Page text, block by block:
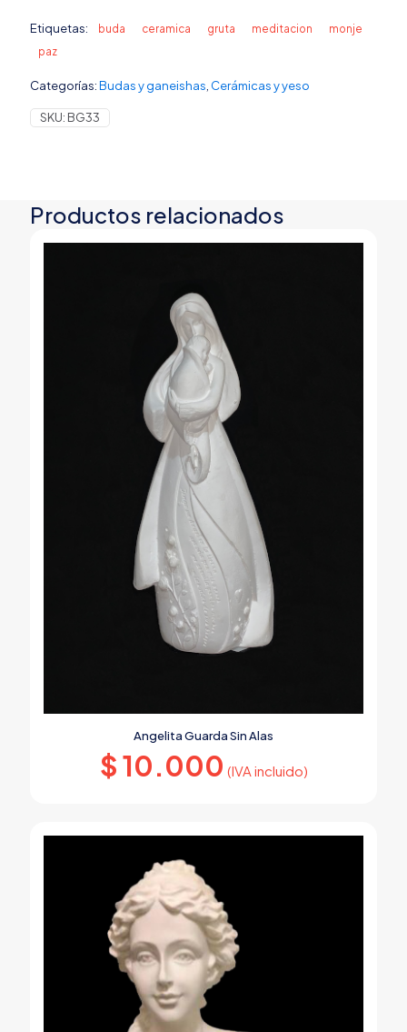
Etiquetas: buda ceramica gruta meditacion
monje
paz
Categorías:Budas y ganeishas Cerámicas y yeso
SKU: BG33
Productos relacionados
Angelita Guarda Sin Alas
$10.000 (IVA incluido)